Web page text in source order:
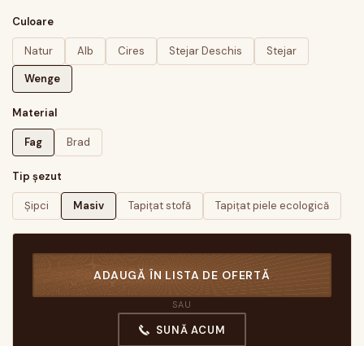
Culoare
Natur Alb Cires Stejar Deschis
Stejar
Wenge
Material
Fag Brad
Tip șezut
Șipci Masiv Tapițat stofă Tapițat piele ecologică
ADAUGĂ ÎN LISTA DE OFERTĂ
SAU
SUNĂ ACUM